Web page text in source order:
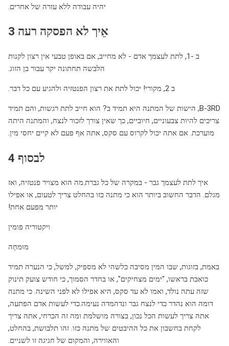
יהיה עבודה ללא עזרה של אחרים.
אֵיך לא הפסקה רעה 3
ב -1, לתת לעצמך אדם - לא מחייב, אם באופן טבעי אין רצון לקנות
הלבשה תחתונה יקר עבור בן הזוג.
ב 2, מקורי! יכול לתת את רצון הפנטזיה ולהגיע עם כל דבר.
B-3RD, הישות של המתנה היא תמיד ב? הוא חייב לתת רגשות, והם תמיד
צריכים להיות צבעוניים, חיוביים, כך שאין צורך לזכור לנצח, והמתנה היתה
מוערכת. אם אתה יכול לקרוס עם סקס, אתה אף פעם לא קיים יחסי מין.
לבסוף 4
איך לתת לעצמך גבר - במקרה של כל גברת.מה הוא מצויר פנטזיה, ואז
מגלם. הדבר החשוב ביותר הוא כי מתנה כזו בהחלט צריך לטעום, או אפילו
יותר מפעם אחת!
ויקטוריה פומין
מוּמחֶה
באמת, בזוגות, שבו המין מסיבה כלשהי לא מספיק, למשל, כי הנערה תמיד
כואבת בראשו, "ימים מצחיקים", או בחדר הסמוך, כי חודש צועק תינוק
שזה עתה נולד, ואמו לא עד סקס, היא אפילו לא לפני השינה. כי מתנה
דומה הוא נהדר כדי לנצח גבר ונדהמדה נעימה.כדי לעשות אדם הפתעה,
אתה צריך לעשות הכל נכון, בצורה מושלמת ומה זה הכרחי, אתה צריך
לקחת בחשבון את כל ההיבטים של מתנה כזו. זהו תלבושת, בהחלט,
והאווירה, והמקום של חגיגה זו לשניים.